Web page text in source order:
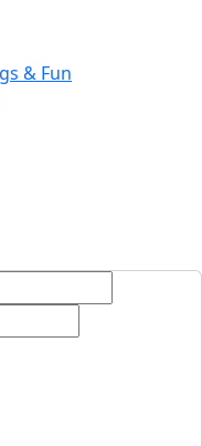
& Fun